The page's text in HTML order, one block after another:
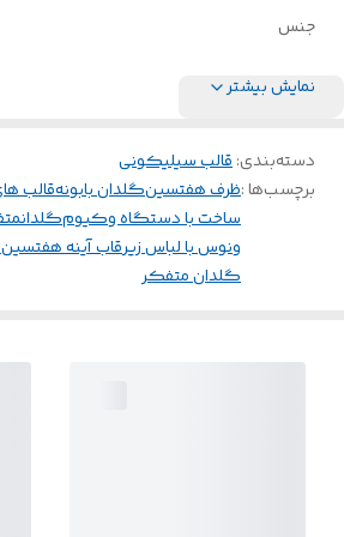
جنس
نمایش بیشتر
دسته‌بندی:قالب سیلیکونی
برچسب‌ها :ظرف هفتسینگلدان بابونهقالب
ساخت با دستگاه وکیوم
ونوس با لباس زیرقاب آینه هفتسین
گلدان متفکر